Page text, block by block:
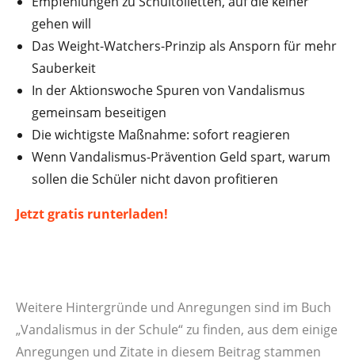
gehen will
Das Weight-Watchers-Prinzip als Ansporn für mehr
Sauberkeit
In der Aktionswoche Spuren von Vandalismus
gemeinsam beseitigen
Die wichtigste Maßnahme: sofort reagieren
Wenn Vandalismus-Prävention Geld spart, warum
sollen die Schüler nicht davon profitieren
Jetzt gratis runterladen!
Weitere Hintergründe und Anregungen sind im Buch
„Vandalismus in der Schule“ zu finden, aus dem einige
Anregungen und Zitate in diesem Beitrag stammen